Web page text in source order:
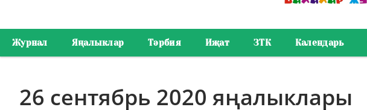
Журнал Яңалыклар Тәрбия Иҗат ЗТК Календарь
26 сентябрь 2020 яңалыклары